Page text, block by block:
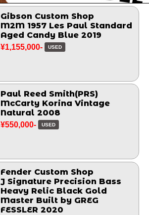
Gibson Custom Shop
M2M 1957 Les Paul Standard
Aged Candy Blue 2019
¥1,155,000- USED
Paul Reed Smith(PRS)
McCarty Korina Vintage
Natural 2008
¥550,000- USED
Fender Custom Shop
J Signature Precision Bass
Heavy Relic Black Gold
Master Built by GREG
FESSLER 2020